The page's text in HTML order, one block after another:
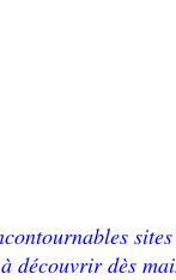
découvrir dès